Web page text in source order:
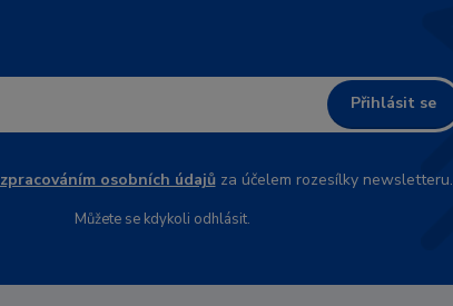
Přihlásit se
zpracováním osobních údajůza účelem rozesílky newsletteru.
Můžete se kdykoli odhlásit.